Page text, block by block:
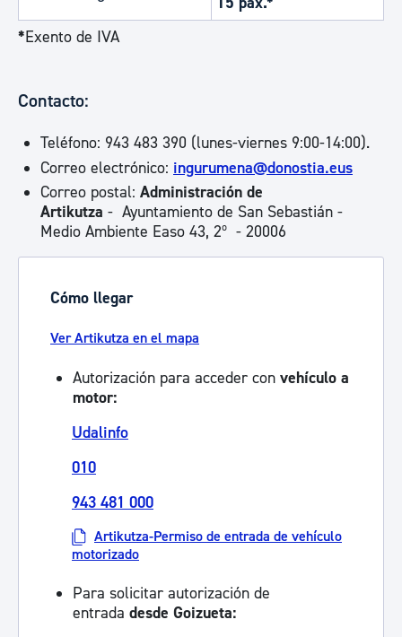
*Exento de IVA
Contacto:
Teléfono: 943 483 390 (lunes-viernes 9:00-14:00).
Correo electrónico: ingurumena@donostia.eus
Correo postal: Administración de
Artikutza - Ayuntamiento de San Sebastián -
Medio Ambiente Easo 43, 2º - 20006
Cómo llegar
Ver Artikutza en el mapa
Autorización para acceder con vehículo a
motor:
Udalinfo
010
943 481 000
Artikutza-Permiso de entrada de vehículo
motorizado
Para solicitar autorización de
entrada desde Goizueta: